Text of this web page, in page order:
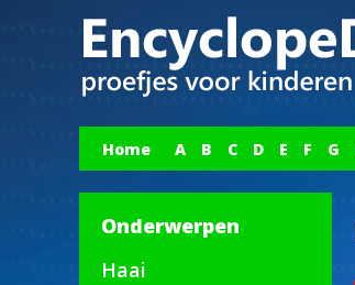
Home A B C D E F G
Onderwerpen
Haai